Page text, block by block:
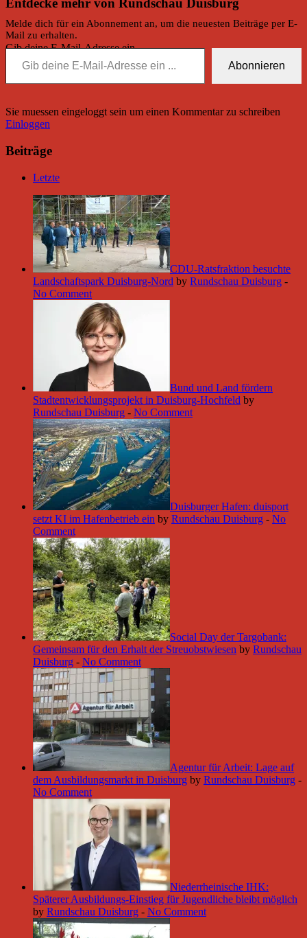
Entdecke mehr von Rundschau Duisburg
Melde dich für ein Abonnement an, um die neuesten Beiträge per E-
Mail zu erhalten.
Gib deine E-Mail-Adresse ein ...
Abonnieren
Sie muessen eingeloggt sein um einen Kommentar zu schreiben
Einloggen
Beiträge
Letzte
CDU-Ratsfraktion besuchte
Landschaftspark Duisburg-Nord by Rundschau Duisburg -
No Comment
Bund und Land fördern
Stadtentwicklungsprojekt in Duisburg-Hochfeld by
Rundschau Duisburg - No Comment
Duisburger Hafen: duisport
setzt KI im Hafenbetrieb ein by Rundschau Duisburg - No
Comment
Social Day der Targobank:
Gemeinsam für den Erhalt der Streuobstwiesen by Rundschau
Duisburg - No Comment
Agentur für Arbeit: Lage auf
dem Ausbildungsmarkt in Duisburg by Rundschau Duisburg -
No Comment
Niederrheinische IHK:
Späterer Ausbildungs-Einstieg für Jugendliche bleibt möglich
by Rundschau Duisburg - No Comment